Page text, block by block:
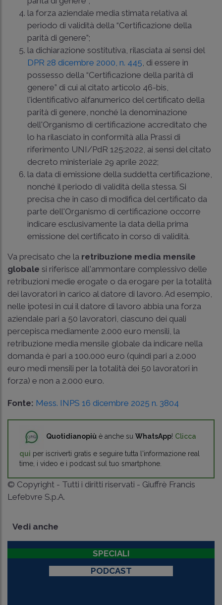
la forza aziendale media stimata relativa al
periodo di validità della “Certificazione della
parità di genere”;
la dichiarazione sostitutiva, rilasciata ai sensi del
DPR 28 dicembre 2000, n. 445 , di essere in
possesso della “Certificazione della parità di
genere” di cui al citato articolo 46-bis,
l'identificativo alfanumerico del certificato della
parità di genere, nonché la denominazione
dell'Organismo di certificazione accreditato che
lo ha rilasciato in conformità alla Prassi di
riferimento UNI/PdR 125:2022, ai sensi del citato
decreto ministeriale 29 aprile 2022;
la data di emissione della suddetta certificazione,
nonché il periodo di validità della stessa. Si
precisa che in caso di modifica del certificato da
parte dell'Organismo di certificazione occorre
indicare esclusivamente la data della prima
emissione del certificato in corso di validità.
Va precisato che la retribuzione media mensile
globale si riferisce all'ammontare complessivo delle
retribuzioni medie erogate o da erogare per la totalità
dei lavoratori in carico al datore di lavoro. Ad esempio,
nelle ipotesi in cui il datore di lavoro abbia una forza
aziendale pari a 50 lavoratori, ciascuno dei quali
percepisca mediamente 2.000 euro mensili, la
retribuzione media mensile globale da indicare nella
domanda è pari a 100.000 euro (quindi pari a 2.000
euro medi mensili per la totalità dei 50 lavoratori in
forza) e non a 2.000 euro.
Fonte: Mess. INPS 16 dicembre 2025 n. 3804
Quotidianopiù è anche su WhatsApp! Clicca
qui per iscriverti gratis e seguire tutta l'informazione real
time, i video e i podcast sul tuo smartphone.
© Copyright - Tutti i diritti riservati - Giuffrè Francis
Lefebvre S.p.A.
Vedi anche
SPECIALI
PODCAST